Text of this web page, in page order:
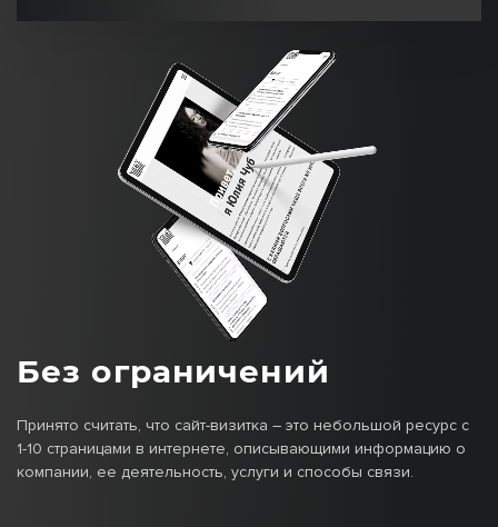
Без ограничений
Принято считать, что сайт-визитка – это небольшой ресурс с
1-10 страницами в интернете, описывающими информацию о
компании, ее деятельность, услуги и способы связи.